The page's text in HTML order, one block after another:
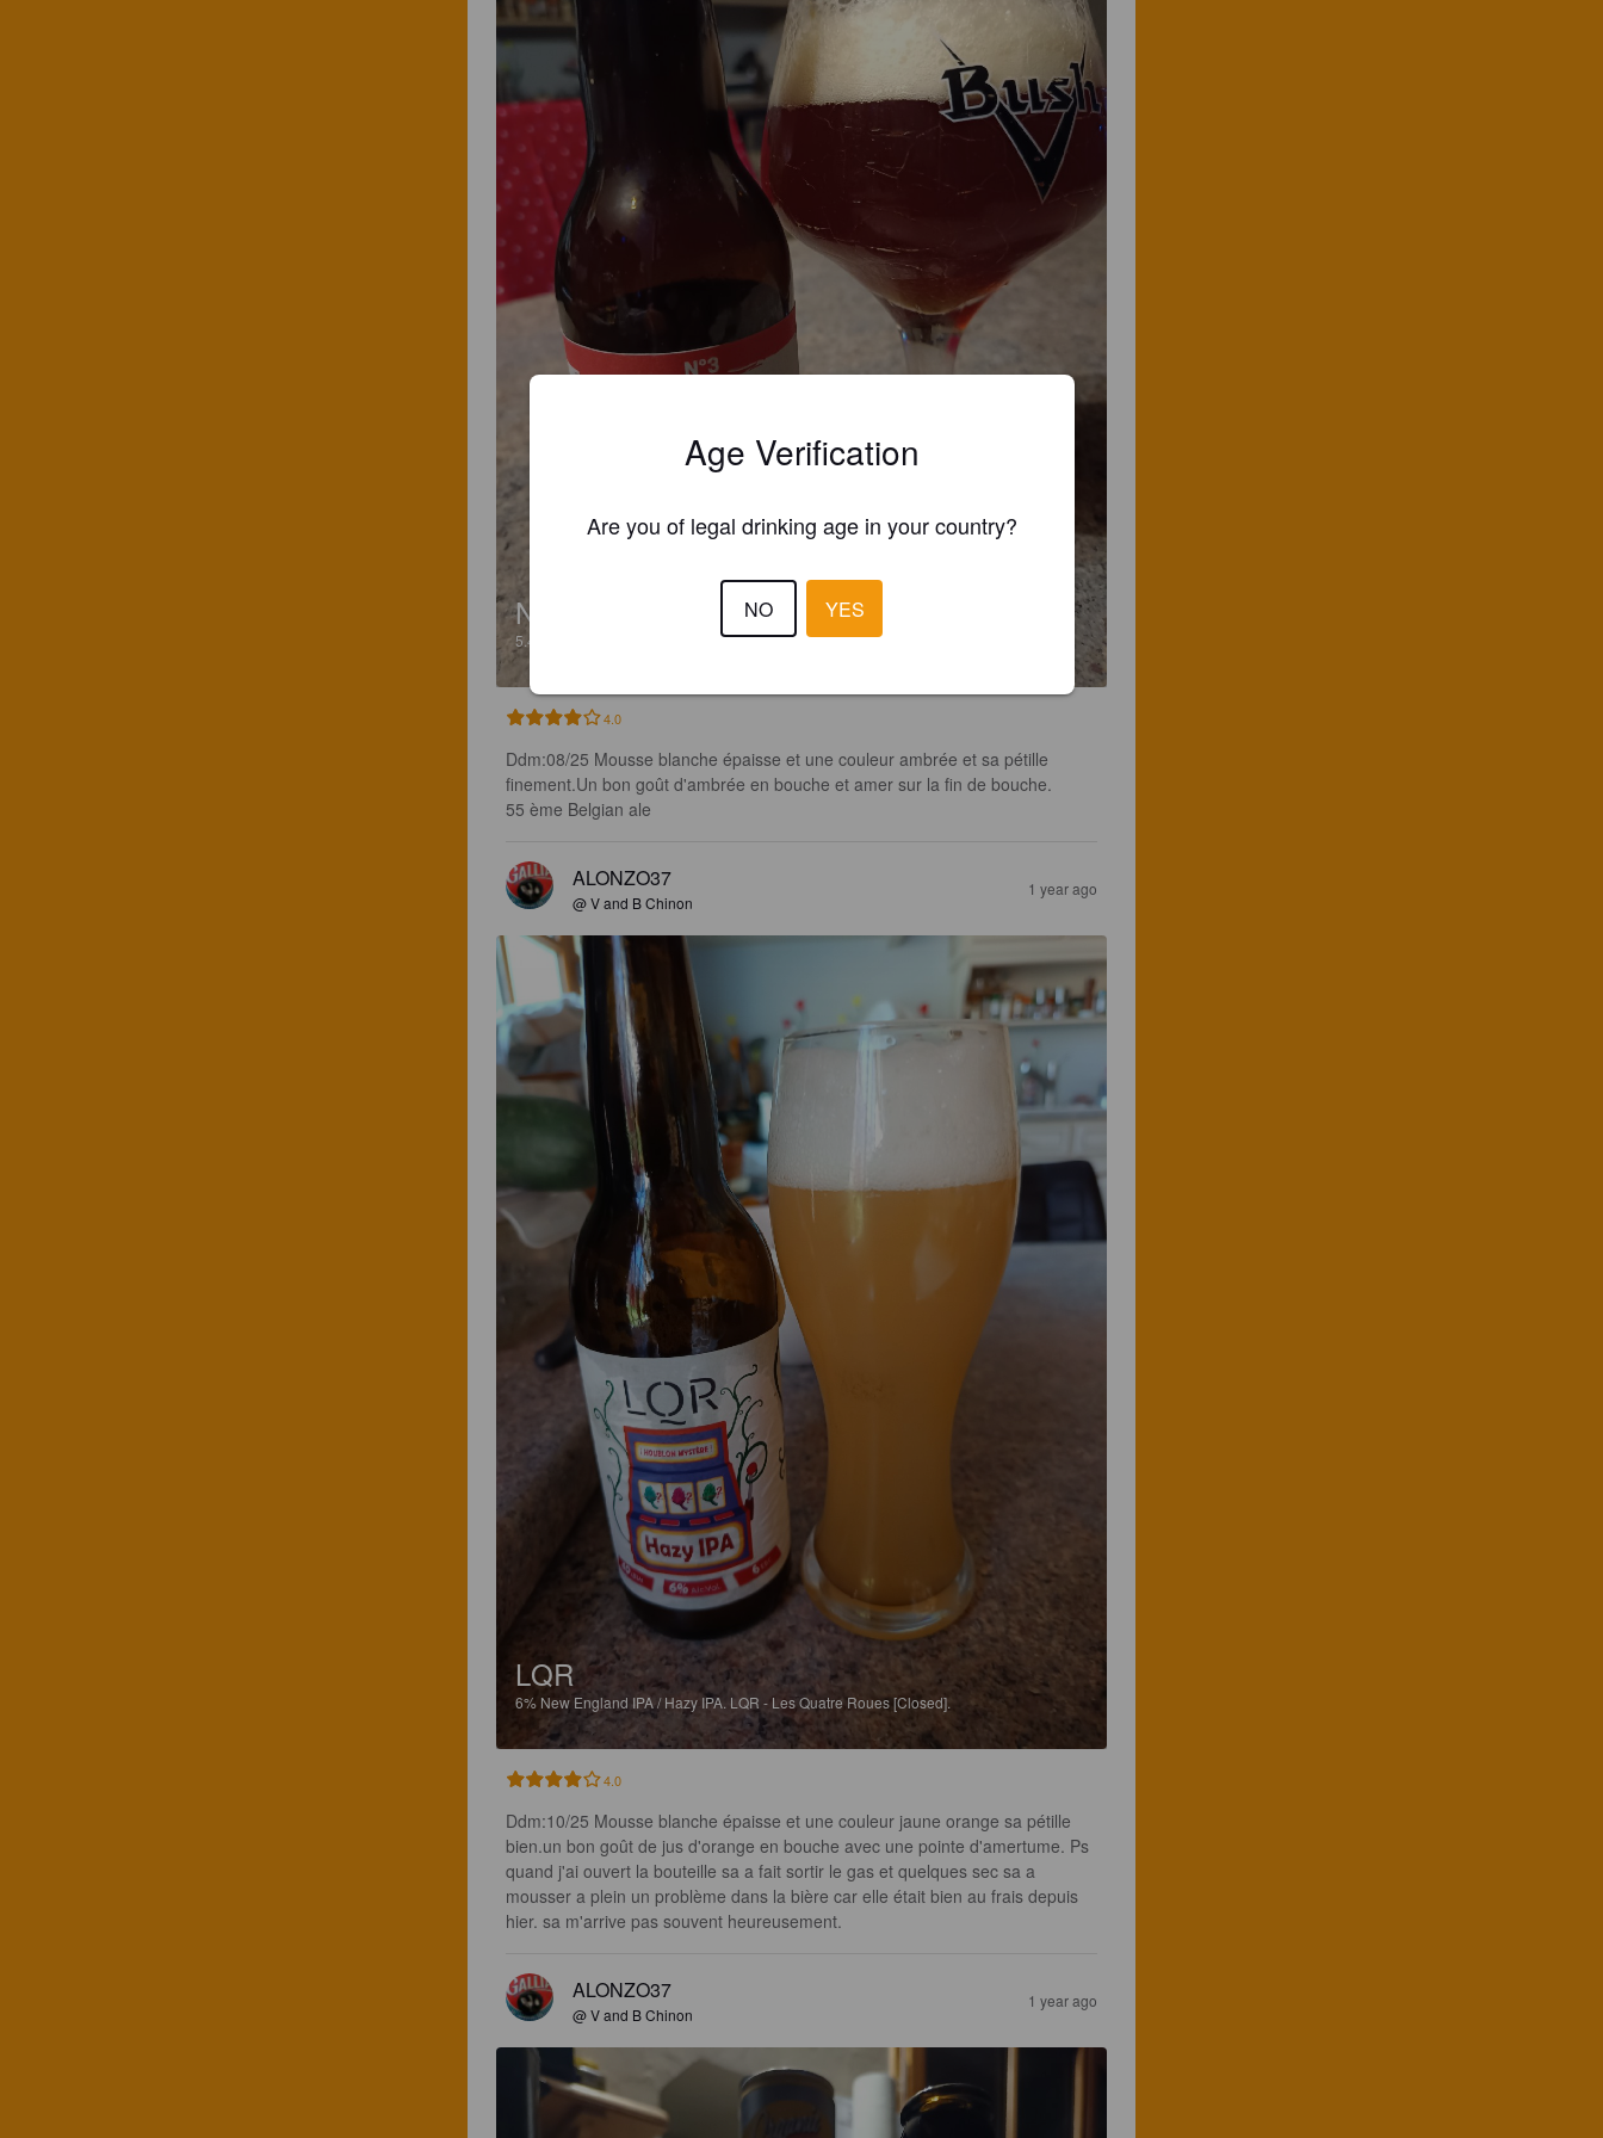
N°3
5.4% LQR - Les Quatre Roues [Closed].
4.0
Ddm:08/25 Mousse blanche épaisse et une couleur ambrée et sa pétille
finement.Un bon goût d'ambrée en bouche et amer sur la fin de bouche.
55 ème Belgian ale
ALONZO37
@ V and B Chinon
1 year ago
LQR
6% New England IPA / Hazy IPA. LQR - Les Quatre Roues [Closed].
4.0
Ddm:10/25 Mousse blanche épaisse et une couleur jaune orange sa pétille
bien.un bon goût de jus d'orange en bouche avec une pointe d'amertume. Ps
quand j'ai ouvert la bouteille sa a fait sortir le gas et quelques sec sa a
mousser a plein un problème dans la bière car elle était bien au frais depuis
hier. sa m'arrive pas souvent heureusement.
ALONZO37
@ V and B Chinon
1 year ago
Age Verification
Are you of legal drinking age in your country?
NO YES